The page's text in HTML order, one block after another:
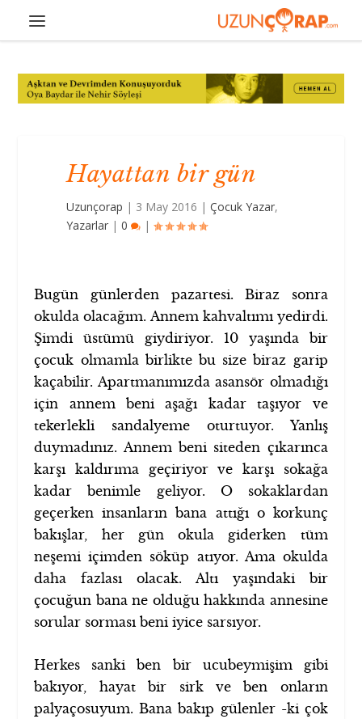
Hayattan bir gün
Uzunçorap | 3 May 2016 |Çocuk Yazar,
Yazarlar |0 |
Bugün günlerden pazartesi. Biraz sonra
okulda olacağım. Annem kahvaltımı yedirdi.
Şimdi üstümü giydiriyor. 10 yaşında bir
çocuk olmamla birlikte bu size biraz garip
kaçabilir. Apartmanımızda asansör olmadığı
için annem beni aşağı kadar taşıyor ve
tekerlekli sandalyeme oturtuyor. Yanlış
duymadınız. Annem beni siteden çıkarınca
karşı kaldırıma geçiriyor ve karşı sokağa
kadar benimle geliyor. O sokaklardan
geçerken insanların bana attığı o korkunç
bakışlar, her gün okula giderken tüm
neşemi içimden söküp atıyor. Ama okulda
daha fazlası olacak. Altı yaşındaki bir
çocuğun bana ne olduğu hakkında annesine
sorular sorması beni iyice sarsıyor.
Herkes sanki ben bir ucubeymişim gibi
bakıyor, hayat bir sirk ve ben onların
palyaçosuyum. Bana bakıp gülenler -ki çok